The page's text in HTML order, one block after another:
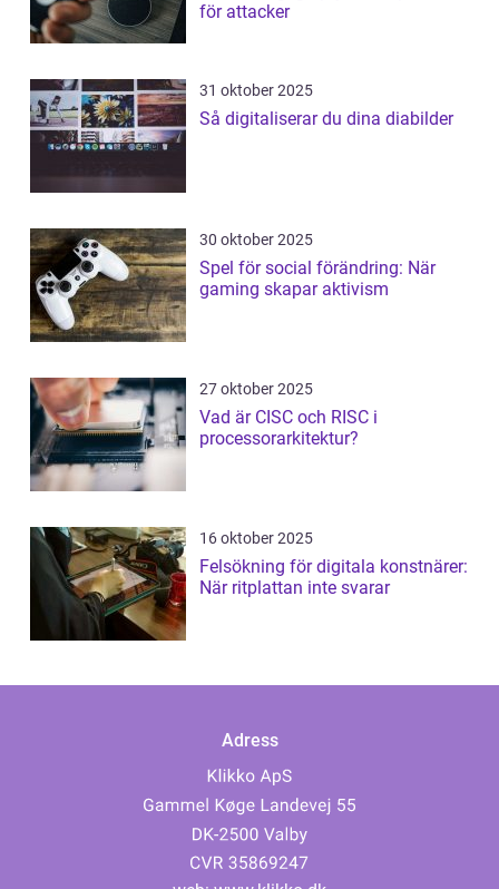
för attacker
31 oktober 2025
Så digitaliserar du dina diabilder
30 oktober 2025
Spel för social förändring: När
gaming skapar aktivism
27 oktober 2025
Vad är CISC och RISC i
processorarkitektur?
16 oktober 2025
Felsökning för digitala konstnärer:
När ritplattan inte svarar
Adress